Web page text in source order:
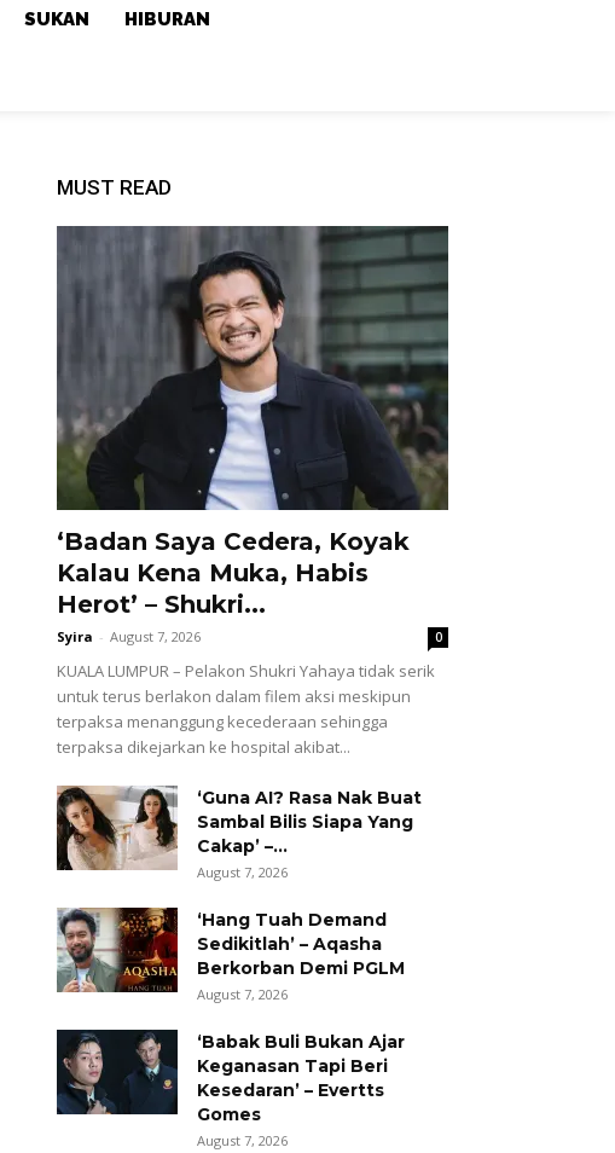
SUKAN
HIBURAN
MUST READ
‘Badan Saya Cedera, Koyak
Kalau Kena Muka, Habis
Herot’ – Shukri...
Syira - August 7, 2026 0
KUALA LUMPUR – Pelakon Shukri Yahaya tidak serik
untuk terus berlakon dalam filem aksi meskipun
terpaksa menanggung kecederaan sehingga
terpaksa dikejarkan ke hospital akibat...
‘Guna AI? Rasa Nak Buat
Sambal Bilis Siapa Yang
Cakap’ –...
August 7, 2026
‘Hang Tuah Demand
Sedikitlah’ – Aqasha
Berkorban Demi PGLM
August 7, 2026
‘Babak Buli Bukan Ajar
Keganasan Tapi Beri
Kesedaran’ – Evertts
Gomes
August 7, 2026